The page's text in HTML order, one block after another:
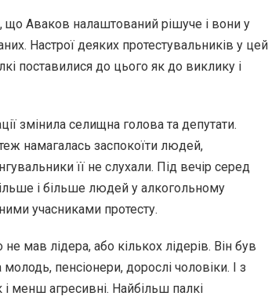
що Аваков налаштований рішуче і вони у
Настрої деяких протестувальників у цей
поставилися до цього як до виклику і
змінила селищна голова та депутати.
намагалась заспокоїти людей,
її не слухали. Під вечір серед
і більше людей у алкогольному
учасниками протесту.
мав лідера, або кількох лідерів. Він був
пенсіонери, дорослі чоловіки. І з
менш агресивні. Найбільш палкі